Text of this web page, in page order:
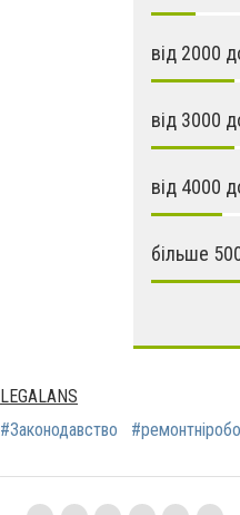
від 2000
від 3000
від 4000
більше
LEGALANS
#Законодавство